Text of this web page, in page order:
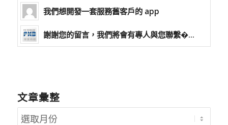
我們想開發一套服務舊客戶的 app
謝謝您的留言，我們將會有專人與您聯繫�...
文章彙整